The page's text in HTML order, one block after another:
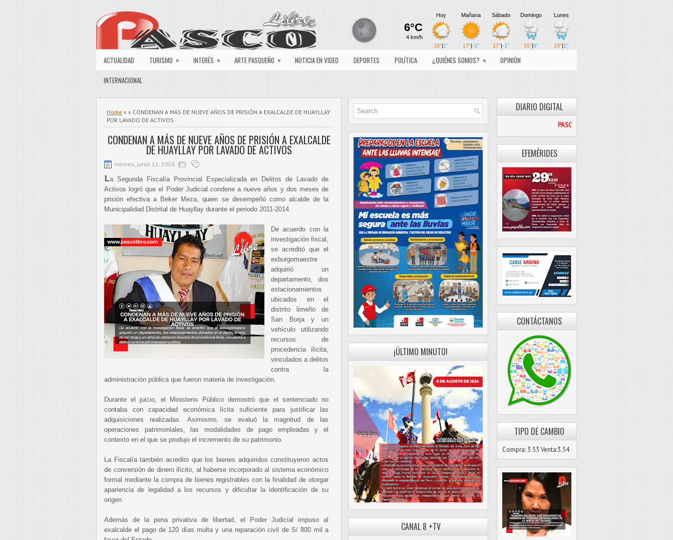
ACTUALIDAD TURISMO » INTERÉS » ARTE PASQUEÑO » NOTICIA EN VIDEO DEPORTES POLÍTICA ¿QUIÉNES SOMOS? »
OPINIÓN
INTERNACIONAL
Home » » CONDENAN A MÁS DE NUEVE AÑOS DE PRISIÓN A EXALCALDE DE HUAYLLAY
POR LAVADO DE ACTIVOS
CONDENAN A MÁS DE NUEVE AÑOS DE PRISIÓN A EXALCALDE
DE HUAYLLAY POR LAVADO DE ACTIVOS
viernes, junio 12, 2026
La Segunda Fiscalía Provincial Especializada en Delitos de Lavado de
Activos logró que el Poder Judicial condene a nueve años y dos meses de
prisión efectiva a Beker Meza, quien se desempeñó como alcalde de la
Municipalidad Distrital de Huayllay durante el periodo 2011-2014.
De acuerdo con la
investigación fiscal,
se acreditó que el
exburgomaestre
adquirió un
departamento, dos
estacionamientos
ubicados en el
distrito limeño de
San Borja y un
vehículo utilizando
recursos de
procedencia ilícita,
vinculados a delitos
contra la
administración pública que fueron materia de investigación.
Durante el juicio, el Ministerio Público demostró que el sentenciado no
contaba con capacidad económica lícita suficiente para justificar las
adquisiciones realizadas. Asimismo, se evaluó la magnitud de las
operaciones patrimoniales, las modalidades de pago empleadas y el
contexto en el que se produjo el incremento de su patrimonio.
La Fiscalía también acreditó que los bienes adquiridos constituyeron actos
de conversión de dinero ilícito, al haberse incorporado al sistema económico
formal mediante la compra de bienes registrables con la finalidad de otorgar
apariencia de legalidad a los recursos y dificultar la identificación de su
origen.
Además de la pena privativa de libertad, el Poder Judicial impuso al
exalcalde el pago de 120 días multa y una reparación civil de S/ 800 mil a
¡ÚLTIMO MINUTO!
CANAL 8 +TV
DIARIO DIGITAL
EFEMÉRIDES
CONTÁCTANOS
TIPO DE CAMBIO
Compra: 3.53 Venta:3.54